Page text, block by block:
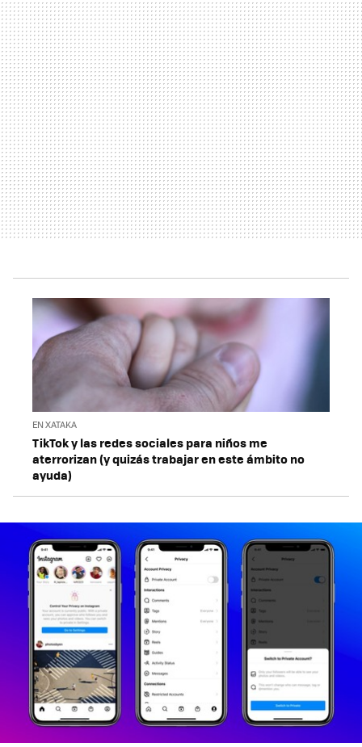
EN XATAKA
TikTok y las redes sociales para niños me
aterrorizan (y quizás trabajar en este ámbito no
ayuda)